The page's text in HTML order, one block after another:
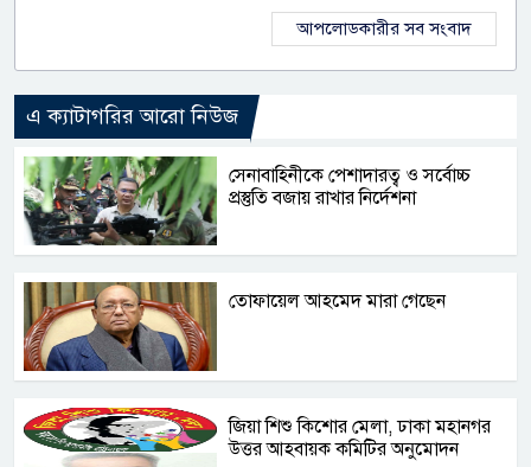
আপলোডকারীর সব সংবাদ
এ ক্যাটাগরির আরো নিউজ
সেনাবাহিনীকে পেশাদারত্ব ও সর্বোচ্চ
প্রস্তুতি বজায় রাখার নির্দেশনা
তোফায়েল আহমেদ মারা গেছেন
জিয়া শিশু কিশোর মেলা, ঢাকা মহানগর
উত্তর আহবায়ক কমিটির অনুমোদন